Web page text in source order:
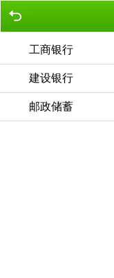
工商银行
建设银行
邮政储蓄